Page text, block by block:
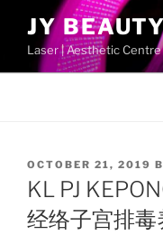
content
JY
Laser | Aesthetic Centre
POSTED
ON
OCTOBER 21, 2019
KL PJ
经络子宫排毒